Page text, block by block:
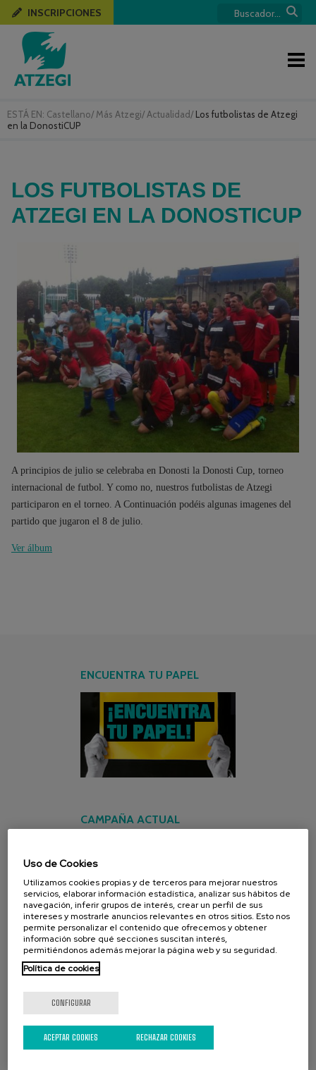
ESTÁ EN: Castellano/ Más Atzegi/ Actualidad/ Los futbolistas de Atzegi
en la DonostiCUP
INSCRIPCIONES
LOS FUTBOLISTAS DE
ATZEGI EN LA DONOSTICUP
A principios de julio se celebraba en Donosti la Donosti Cup, torneo
internacional de futbol. Y como no, nuestros futbolistas de Atzegi
participaron en el torneo. A Continuación podéis algunas imagenes del
partido que jugaron el 8 de julio.
Ver álbum
ENCUENTRA TU PAPEL
CAMPAÑA ACTUAL
Uso de Cookies
Utilizamos cookies propias y de terceros para mejorar nuestros
servicios, elaborar información estadística, analizar sus hábitos de
navegación, inferir grupos de interés, crear un perfil de sus
intereses y mostrarle anuncios relevantes en otros sitios. Esto nos
permite personalizar el contenido que ofrecemos y obtener
información sobre qué secciones suscitan interés,
permitiéndonos además mejorar la página web y su seguridad.
Política de cookies
CONFIGURAR
RECHAZAR COOKIES
ACEPTAR COOKIES